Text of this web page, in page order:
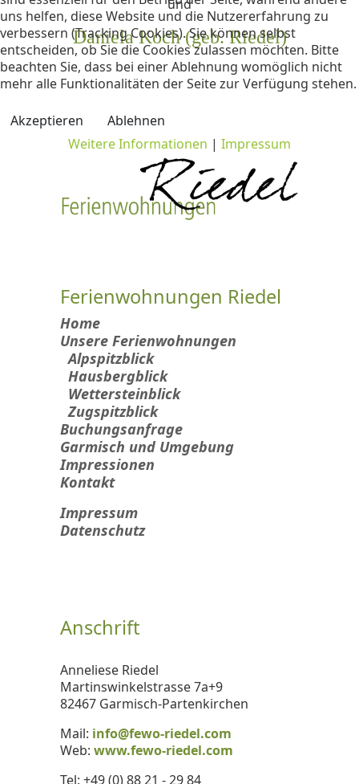
und
Daniela Koch (geb. Riedel)
Ferienwohnungen Riedel
Home
Unsere Ferienwohnungen
Alpspitzblick
Hausbergblick
Wettersteinblick
Zugspitzblick
Buchungsanfrage
Garmisch und Umgebung
Impressionen
Kontakt
Impressum
Datenschutz
Anschrift
Anneliese Riedel
Martinswinkelstrasse 7a+9
82467 Garmisch-Partenkirchen
Mail: info@fewo-riedel.com
Web: www.fewo-riedel.com
Tel: +49 (0) 88 21 - 29 84
uns helfen, diese Website und die Nutzererfahrung zu
verbessern (Tracking Cookies). Sie können selbst
entscheiden, ob Sie die Cookies zulassen möchten. Bitte
beachten Sie, dass bei einer Ablehnung womöglich nicht
mehr alle Funktionalitäten der Seite zur Verfügung stehen.
Akzeptieren
Ablehnen
Weitere Informationen | Impressum